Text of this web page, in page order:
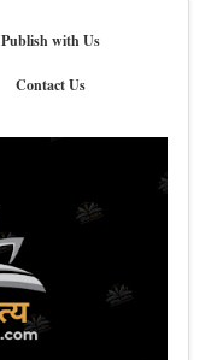
Publish with Us
Contact Us